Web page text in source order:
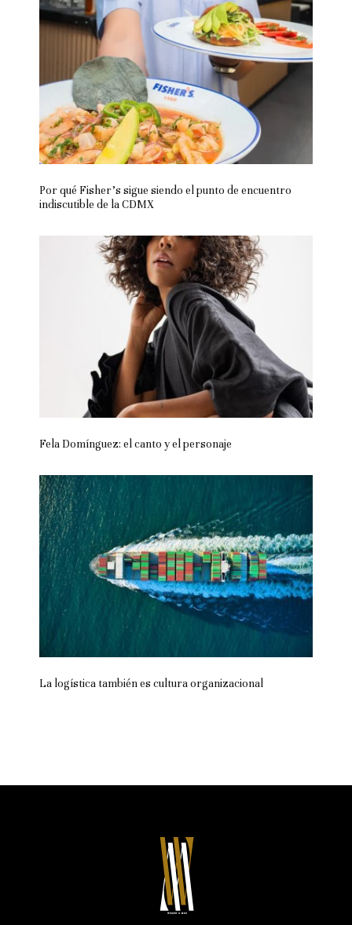
Por qué Fisher’s sigue siendo el punto de encuentro
indiscutible de la CDMX
Fela Domínguez: el canto y el personaje
La logística también es cultura organizacional